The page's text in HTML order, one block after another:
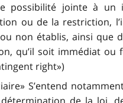
possibilité jointe à un
ou de la restriction,
non établis, ainsi que
qu’il soit immédiat ou
right»)
S’entend